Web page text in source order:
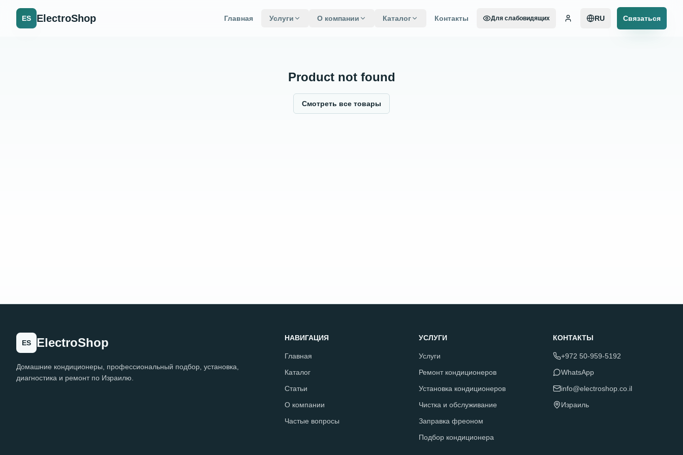
ES ElectroShop Главная Услуги О компании Каталог Контакты Для слабовидящих RU Связаться
Product not found
Смотреть все товары
ES ElectroShop
Домашние кондиционеры, профессиональный подбор, установка,
диагностика и ремонт по Израилю.
НАВИГАЦИЯ
Главная
Каталог
Статьи
О компании
Частые вопросы
УСЛУГИ
Услуги
Ремонт кондиционеров
Установка кондиционеров
Чистка и обслуживание
Заправка фреоном
Подбор кондиционера
КОНТАКТЫ
+972 50-959-5192
WhatsApp
info@electroshop.co.il
Израиль